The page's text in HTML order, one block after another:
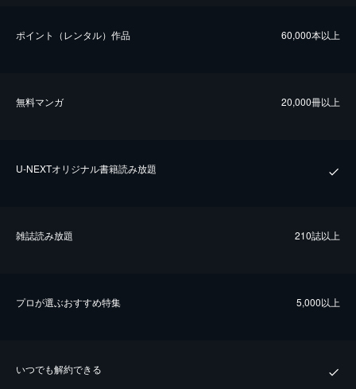
ポイント（レンタル）作品 60,000本以上
無料マンガ 20,000冊以上
U-NEXTオリジナル書籍読み放題
雑誌読み放題 210誌以上
プロが選ぶおすすめ特集 5,000以上
いつでも解約できる